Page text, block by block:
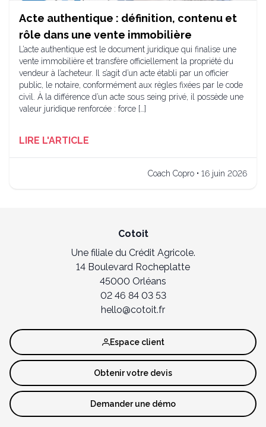
Acte authentique : définition, contenu et
rôle dans une vente immobilière
L’acte authentique est le document juridique qui finalise une
vente immobilière et transfère officiellement la propriété du
vendeur à l’acheteur. Il s’agit d’un acte établi par un officier
public, le notaire, conformément aux règles fixées par le code
civil. À la différence d’un acte sous seing privé, il possède une
valeur juridique renforcée : force […]
LIRE L'ARTICLE
Coach Copro • 16 juin 2026
Cotoit
Une filiale du Crédit Agricole.
14 Boulevard Rocheplatte
45000 Orléans
02 46 84 03 53
hello@cotoit.fr
Espace client
Obtenir votre devis
Demander une démo